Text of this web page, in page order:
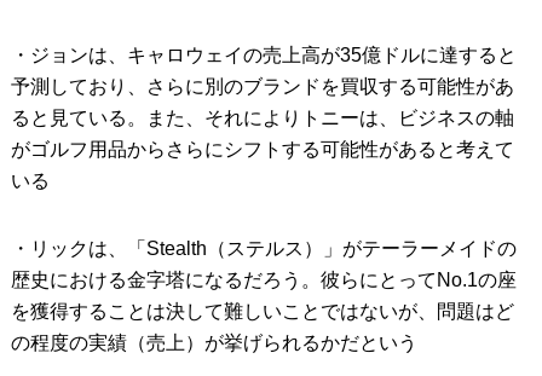
・ジョンは、キャロウェイの売上高が35億ドルに達すると
予測しており、さらに別のブランドを買収する可能性があ
ると見ている。また、それによりトニーは、ビジネスの軸
がゴルフ用品からさらにシフトする可能性があると考えて
いる
・リックは、「Stealth（ステルス）」がテーラーメイドの
歴史における金字塔になるだろう。彼らにとってNo.1の座
を獲得することは決して難しいことではないが、問題はど
の程度の実績（売上）が挙げられるかだという